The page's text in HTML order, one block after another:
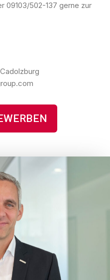
09103/502-137 gerne zur